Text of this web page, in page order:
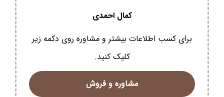
کمال احمدی
برای کسب اطلاعات بیشتر و مشاوره روی دکمه زیر
کلیک کنید.
مشاوره و فروش